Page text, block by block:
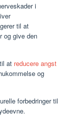
i
til at
og give den
at reducere angst
og
forbedringer til